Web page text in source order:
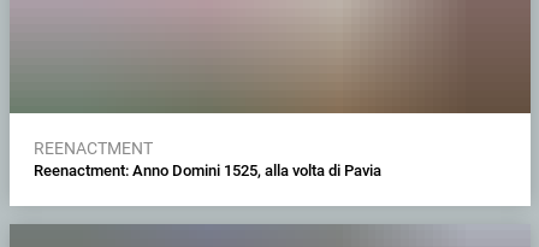
REENACTMENT
Reenactment: Anno Domini 1525, alla volta di Pavia